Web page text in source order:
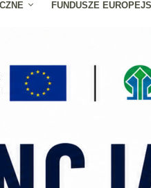
FUNDUSZE